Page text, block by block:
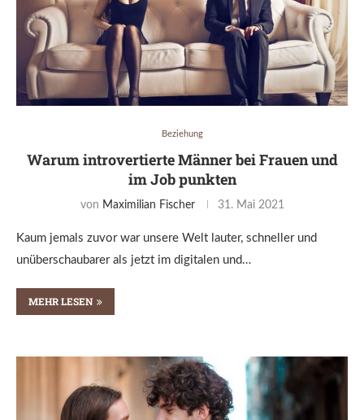
Beziehung
Warum introvertierte Männer bei Frauen und
im Job punkten
von Maximilian Fischer 31. Mai 2021
Kaum jemals zuvor war unsere Welt lauter, schneller und
unüberschaubarer als jetzt im digitalen und…
MEHR LESEN